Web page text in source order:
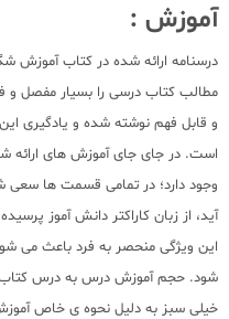
آموزش :
درسنامه ارائه شده در کتاب آموزش
مطالب کتاب درسی را بسیار مفصل و
و قابل فهم نوشته شده و یادگیری
است. در جای جای آموزش های ارائه
وجود دارد؛ در تمامی قسمت ها سعی
آید، از زبان کاراکتر دانش آموز
این ویژگی منحصر به فرد باعث می
شود. حجم آموزش درس به درس
خیلی سبز به دلیل نحوه ی خاص